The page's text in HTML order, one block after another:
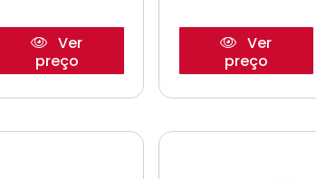
Ver
preço
Ver
preço